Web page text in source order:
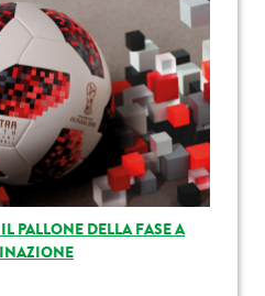
PALLONE DELLA FASE A